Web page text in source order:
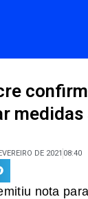
medidas
DE 2021 08:40
nota